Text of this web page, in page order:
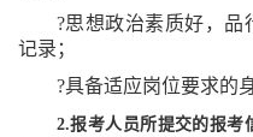
?思想政治素质好，品
记录；
?具备适应岗位要求的
2.报考人员所提交的报考